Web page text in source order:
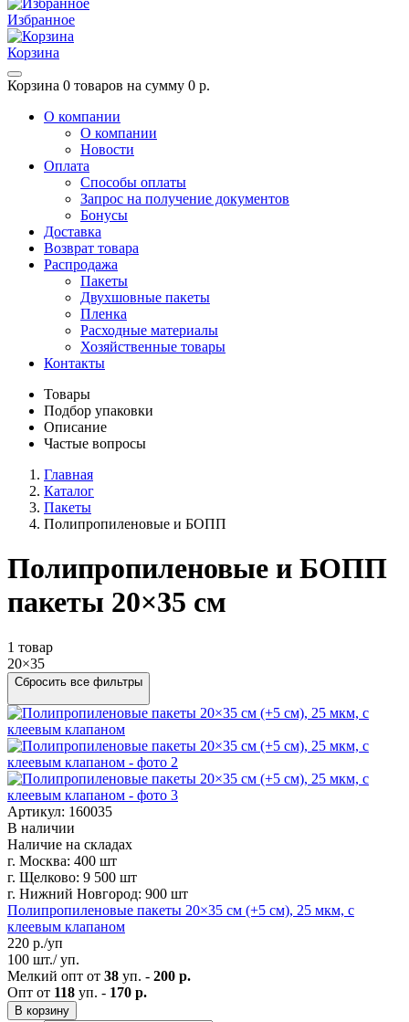
Избранное
Корзина
Корзина 0 товаров на сумму 0 р.
О компании
О компании
Новости
Оплата
Способы оплаты
Запрос на получение документов
Бонусы
Доставка
Возврат товара
Распродажа
Пакеты
Двухшовные пакеты
Пленка
Расходные материалы
Хозяйственные товары
Контакты
Товары
Подбор упаковки
Описание
Частые вопросы
Главная
Каталог
Пакеты
Полипропиленовые и БОПП
Полипропиленовые и БОПП
пакеты 20×35 см
1 товар
20×35
Сбросить все фильтры
Артикул: 160035
В наличии
Наличие на складах
г. Москва: 400 шт
г. Щелково: 9 500 шт
г. Нижний Новгород: 900 шт
Полипропиленовые пакеты 20×35 см (+5 см), 25 мкм, с
клеевым клапаном
220 р./уп
100 шт./ уп.
Мелкий опт от 38 уп. - 200 р.
Опт от 118 уп. - 170 р.
В корзину